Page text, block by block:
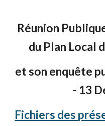
Réunion
du Plan Local
et son enquête
- 13
Fichiers des